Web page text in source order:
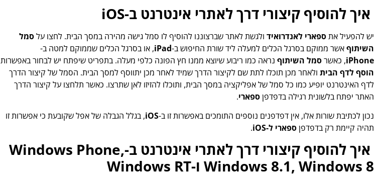
איך להוסיף קיצורי דרך לאתרי אינטרנט ב-iOS
יש להפעיל אתספארי לאנדרואיד ולגשת לאתר שברצוננו להוסיף לו סמל גישה מהירה במסך הבית. לחצו עלסמל
השיתוףאשר ממוקם בסרגל הכלים למעלה ליד שורת החיפוש ב-iPad, או בסרגל הכלים שממוקם למטה ב-
iPhone, כאשרסמל השיתוף נראה כמו ריבוע שיוצא ממנו חץ הפונה כלפי מעלה. בתפריט שיפתח יש לבחור באפשרות
הוסף לדף הבית ולאחר מכן תוכלו לתת שם לקיצור הדרך שמיד לאחר מכן יתווסף למסך הבית. הסמל של קיצור הדרך
לדף האינטרנט יופיע כמו כל סמל של אפליקציה במסך הבית, ותוכלו להזיזו לאן שתרצו. כאשר תלחצו על קיצור הדרך
האתר יפתח בלשונית רגילה בדפדפן ספארי.
נכון לכתיבת שורות אלו, אין דפדפנים נוספים התומכים באפשרות זו ב-iOS, בגלל הגבלה של אפל שקובעת כי אפשרות זו
תהיה קיימת רק בדפדפן ספארי ל-iOS .
איך להוסיף קיצורי דרך לאתרי אינטרנט ב-Windows Phone,
Windows 8.1, Windows 8 ו-Windows RT